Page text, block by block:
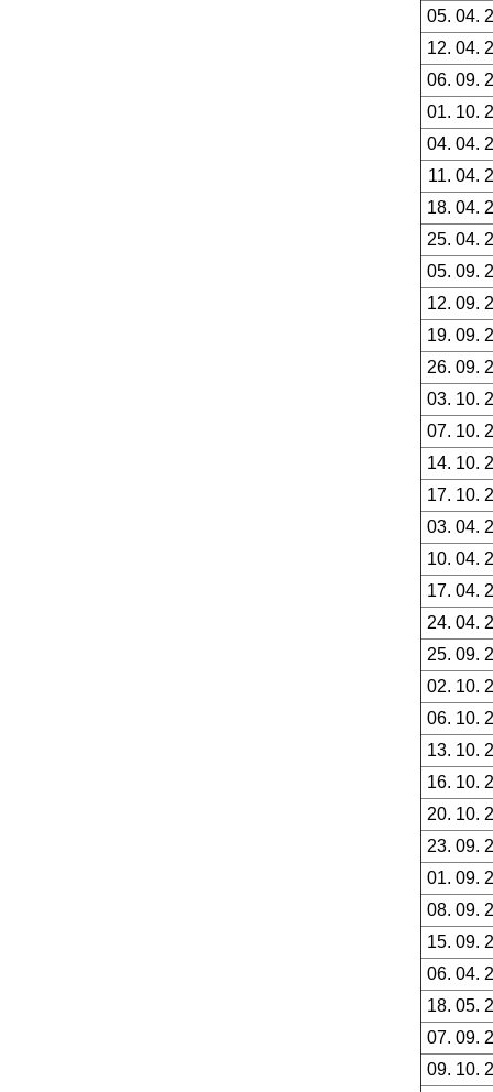
05. 04.
12. 04.
06. 09.
01. 10.
04. 04.
11. 04.
18. 04.
25. 04.
05. 09.
12. 09.
19. 09.
26. 09.
03. 10.
07. 10.
14. 10.
17. 10.
03. 04.
10. 04.
17. 04.
24. 04.
25. 09.
02. 10.
06. 10.
13. 10.
16. 10.
20. 10.
23. 09.
01. 09.
08. 09.
15. 09.
06. 04.
18. 05.
07. 09.
09. 10.